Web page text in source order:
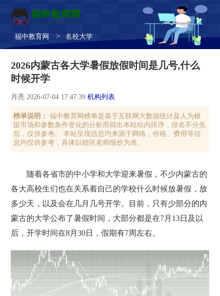
福中教育网 > 名校大学
2026内蒙古各大学暑假放假时间是几号,什么
时候开学
月亮 2026-07-04 17:47:39机构列表
榜单说明：
福中教育网榜单是基于互联网大数据统计及人为根
据市场和参数条件变化的分析而得出本站站内排序，排名不分先
后，仅供参考。 本站呈现信息均来源于网络，价格、费用等信
息均仅供参考，具体以校区老师报价为准。
随着各省市的中小学和大学迎来暑假，不少内蒙古的
各大高校生们也在关系着自己的学校什么时候放暑假，放
多少天，以及会在几月几号开学。目前，只有少部分的内
蒙古的大学公布了暑假时间，大部分都是在7月13日及以
后，开学时间在8月30日，假期有7周左右。